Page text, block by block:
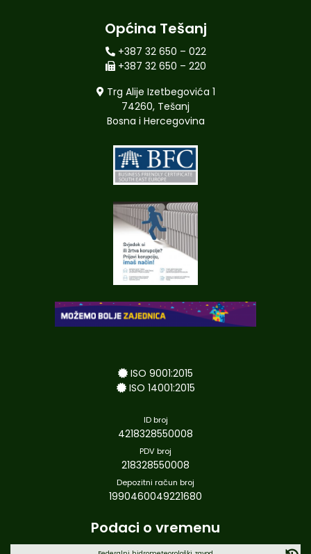
Općina Tešanj
+387 32 650 – 022
+387 32 650 – 220
Trg Alije Izetbegovića 1
74260, Tešanj
Bosna i Hercegovina
ISO 9001:2015
ISO 14001:2015
ID broj
4218328550008
PDV broj
218328550008
Depozitni račun broj
1990460049221680
Podaci o vremenu